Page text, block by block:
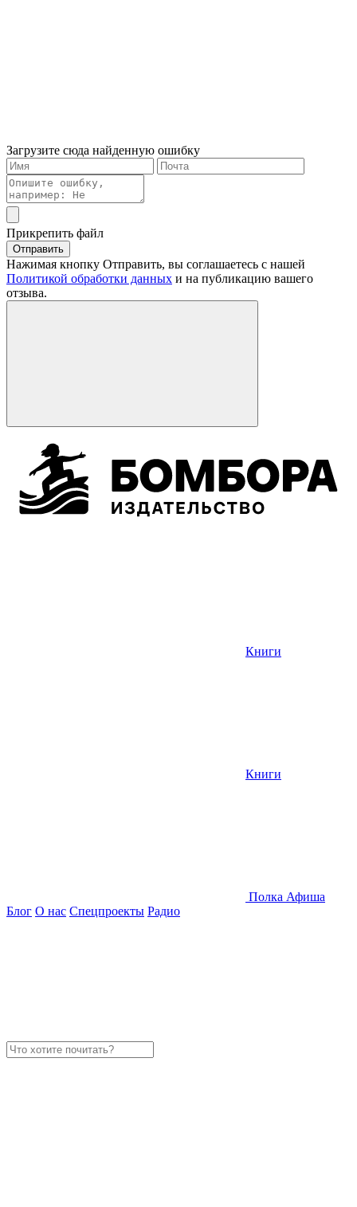
Загрузите сюда найденную ошибку
Прикрепить файл
Отправить
Нажимая кнопку Отправить, вы соглашаетесь с нашей
Политикой обработки данных и на публикацию вашего
отзыва.
Книги
Книги
Полка Афиша
Блог О нас Спецпроекты Радио